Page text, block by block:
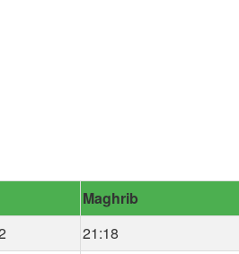
Maghrib
21:18